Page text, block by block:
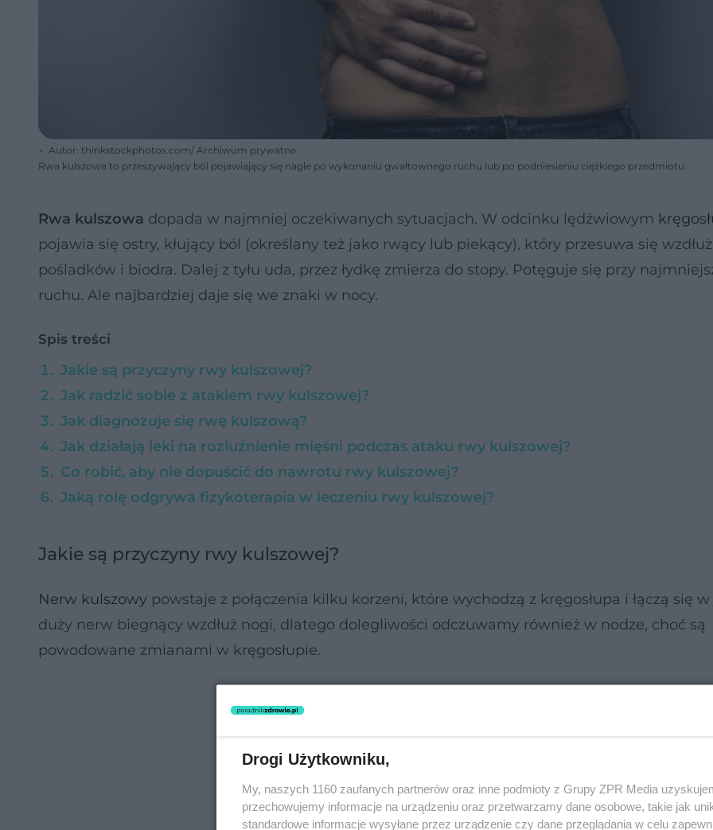
Autor: thinkstockphotos.com/ Archiwum prywatne
Rwa kulszowa to przeszywający ból pojawiający się nagle po wykonaniu gwałtownego ruchu lub po podniesieniu ciężkiego przedmiotu.
Rwa kulszowa dopada w najmniej oczekiwanych sytuacjach. W odcinku lędźwiowym
pojawia się ostry, kłujący ból (określany też jako rwący lub piekący), który przesuwa się wzdłuż
pośladków i biodra. Dalej z tyłu uda, przez łydkę zmierza do stopy. Potęguje się przy
ruchu. Ale najbardziej daje się we znaki w nocy.
Spis treści
Jakie są przyczyny rwy kulszowej?
Jak radzić sobie z atakiem rwy kulszowej?
Jak diagnozuje się rwę kulszową?
Jak działają leki na rozluźnienie mięśni podczas ataku rwy kulszowej?
Co robić, aby nie dopuścić do nawrotu rwy kulszowej?
Jaką rolę odgrywa fizykoterapia w leczeniu rwy kulszowej?
Jakie są przyczyny rwy kulszowej?
Nerw kulszowy powstaje z połączenia kilku korzeni, które wychodzą z kręgosłupa i łączą się
duży nerw biegnący wzdłuż nogi, dlatego dolegliwości odczuwamy również w nodze, choć są
powodowane zmianami w kręgosłupie.
Drogi Użytkowniku,
My, naszych 1160 zaufanych partnerów oraz inne podmioty z Grupy ZPR Media
przechowujemy informacje na urządzeniu oraz przetwarzamy dane osobowe, takie jak
standardowe informacje wysyłane przez urządzenie czy dane przeglądania w celu